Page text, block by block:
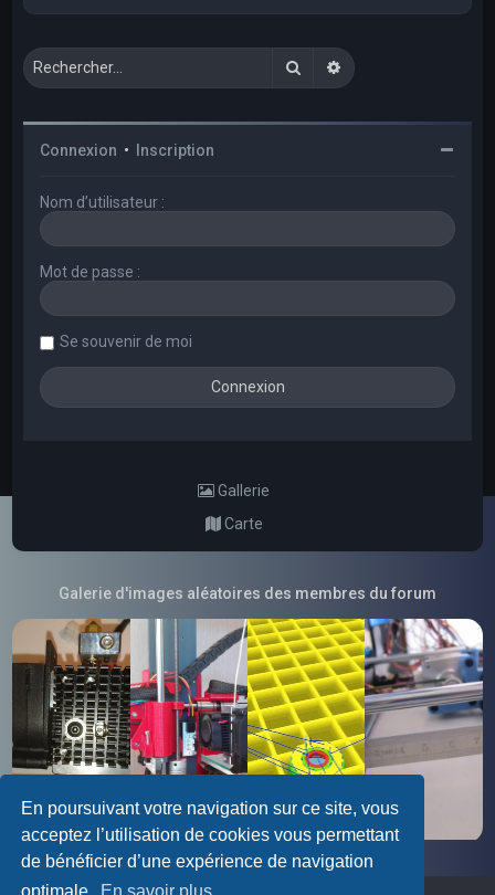
En poursuivant votre navigation sur ce site, vous
acceptez l’utilisation de cookies vous permettant
de bénéficier d’une expérience de navigation
RechercherRecherche avancée
Connexion • Inscription
Nom d’utilisateur :
Mot de passe :
Se souvenir de moi
Gallerie
Carte
Galerie d'images aléatoires des membres du forum